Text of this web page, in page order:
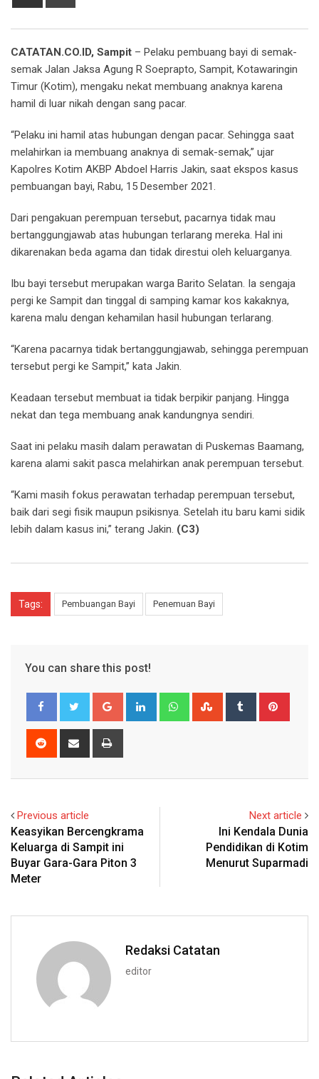
CATATAN.CO.ID, Sampit – Pelaku pembuang bayi di semak-
semak Jalan Jaksa Agung R Soeprapto, Sampit, Kotawaringin
Timur (Kotim), mengaku nekat membuang anaknya karena
hamil di luar nikah dengan sang pacar.
“Pelaku ini hamil atas hubungan dengan pacar. Sehingga saat
melahirkan ia membuang anaknya di semak-semak,” ujar
Kapolres Kotim AKBP Abdoel Harris Jakin, saat ekspos kasus
pembuangan bayi, Rabu, 15 Desember 2021.
Dari pengakuan perempuan tersebut, pacarnya tidak mau
bertanggungjawab atas hubungan terlarang mereka. Hal ini
dikarenakan beda agama dan tidak direstui oleh keluarganya.
Ibu bayi tersebut merupakan warga Barito Selatan. Ia sengaja
pergi ke Sampit dan tinggal di samping kamar kos kakaknya,
karena malu dengan kehamilan hasil hubungan terlarang.
“Karena pacarnya tidak bertanggungjawab, sehingga perempuan
tersebut pergi ke Sampit,” kata Jakin.
Keadaan tersebut membuat ia tidak berpikir panjang. Hingga
nekat dan tega membuang anak kandungnya sendiri.
Saat ini pelaku masih dalam perawatan di Puskemas Baamang,
karena alami sakit pasca melahirkan anak perempuan tersebut.
“Kami masih fokus perawatan terhadap perempuan tersebut,
baik dari segi fisik maupun psikisnya. Setelah itu baru kami sidik
lebih dalam kasus ini,” terang Jakin. (C3)
Tags: Pembuangan Bayi Penemuan Bayi
You can share this post!
Google+ LinkedIn WhatsappStumbleUpon
Tumblr
Reddit
Share
Previous article
Keasyikan Bercengkrama
Keluarga di Sampit ini
Buyar Gara-Gara Piton 3
Meter
Next article
Ini Kendala Dunia
Pendidikan di Kotim
Menurut Suparmadi
Redaksi Catatan
editor